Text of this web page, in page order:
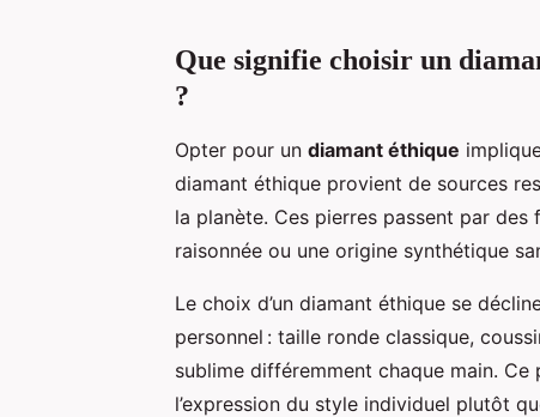
Que signifie choisir un
?
Opter pour un diamant éthique
diamant éthique provient de sources
la planète. Ces pierres passent par
raisonnée ou une origine synthétique
Le choix d’un diamant éthique se
personnel : taille ronde classique,
sublime différemment chaque main.
l’expression du style individuel plutôt